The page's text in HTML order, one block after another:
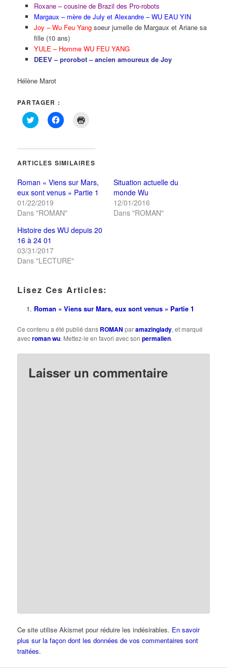
Roxane – cousine de Brazil des Pro-robots
Margaux – mère de July et Alexandre – WU EAU YIN
Joy – Wu Feu Yangsoeur jumelle de Margaux et Ariane sa
fille (10 ans)
YULE – Homme WU FEU YANG
DEEV – prorobot – ancien amoureux de Joy
Hélène Marot
PARTAGER :
Cliquez
pour
dans
nouvelle
Cliquez
pour
dans
nouvelle
nouvelle
ARTICLES SIMILAIRES
Roman « Viens sur Mars,
eux sont venus » Partie 1
01/22/2019
Dans "ROMAN"
Situation actuelle du
monde Wu
12/01/2016
Dans "ROMAN"
Histoire des WU depuis 20
16 à 24 01
03/31/2017
Dans "LECTURE"
Lisez Ces Articles:
Roman « Viens sur Mars, eux sont venus » Partie 1
Ce contenu a été publié dans ROMAN paramazinglady, et marqué
avecroman wu. Mettez-le en favori avec sonpermalien.
Laisser un commentaire
Ce site utilise Akismet pour réduire les indésirables. En savoir
plus sur la façon dont les données de vos commentaires sont
traitées.